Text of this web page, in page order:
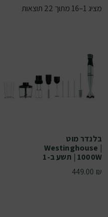
מציג 1–16 מתוך 22 תוצאות
בלנדר מוט
Westinghouse |
1000W | תשע ב-1
449.00 ₪